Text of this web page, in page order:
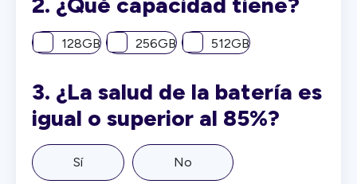
128GB 256GB 512GB
3. ¿La salud de la batería es
igual o superior al 85%?
Sí No